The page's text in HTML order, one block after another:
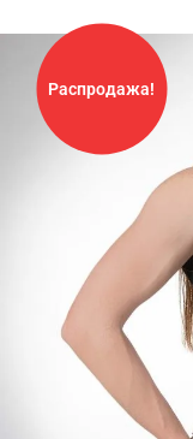
Распродажа!